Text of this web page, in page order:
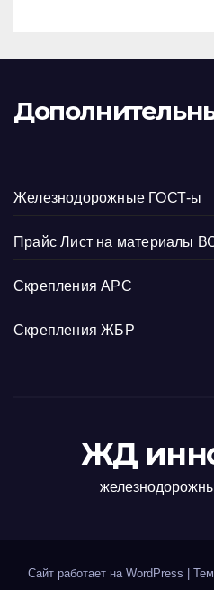
Железнодорожные ГОСТ-ы
Прайс Лист на материалы
Скрепления АРС
Скрепления ЖБР
ЖД
Сайт работает на WordPress